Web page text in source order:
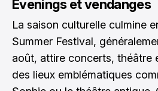
Evenings et vendanges
La saison culturelle culmine
Summer Festival,
août, attire concerts, théâtre
des lieux emblématiques